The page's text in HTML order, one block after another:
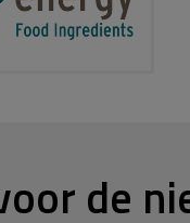
de